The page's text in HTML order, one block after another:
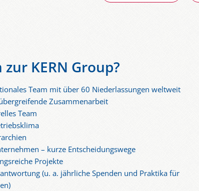
KERN Group?
Team mit über 60 Niederlassungen weltweit
Zusammenarbeit
Team
– kurze Entscheidungswege
Projekte
(u. a. jährliche Spenden und Praktika für